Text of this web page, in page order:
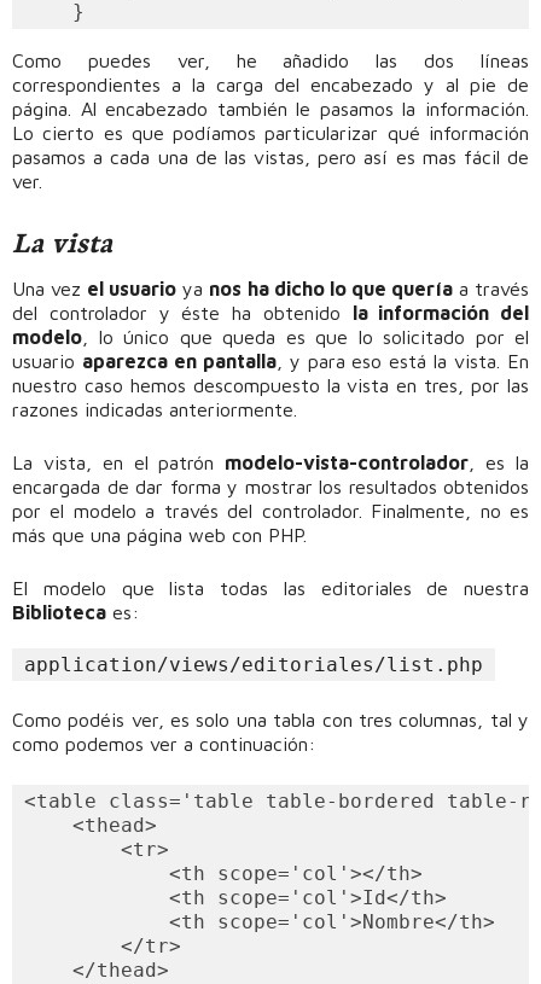
Como puedes ver, he añadido las dos líneas
correspondientes a la carga del encabezado y al pie de
página. Al encabezado también le pasamos la información.
Lo cierto es que podíamos particularizar qué información
pasamos a cada una de las vistas, pero así es mas fácil de
ver.
La vista
Una vez el usuario ya nos ha dicho lo que queríaa través
del controlador y éste ha obtenido la información del
modelo , lo único que queda es que lo solicitado por el
usuario aparezca en pantalla, y para eso está la vista. En
nuestro caso hemos descompuesto la vista en tres, por las
razones indicadas anteriormente.
La vista, en el patrón modelo-vista-controlador , es la
encargada de dar forma y mostrar los resultados obtenidos
por el modelo a través del controlador. Finalmente, no es
más que una página web con PHP.
El modelo que lista todas las editoriales de nuestra
Biblioteca es:
application/views/editoriales/list.php
Como podéis ver, es solo una tabla con tres columnas, tal y
como podemos ver a continuación:
<table class='table table-bordered table-
    <thead>
        <tr>
            <th scope='col'></th>
            <th scope='col'>Id</th>
            <th scope='col'>Nombre</th>
        </tr>
    </thead>